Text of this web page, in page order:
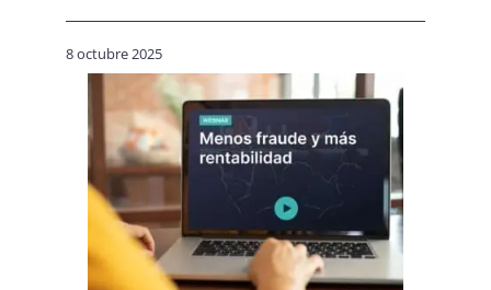
8 octubre 2025